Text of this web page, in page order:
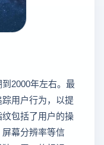
2000年左右。最
用户行为，以提
包括了用户的操
幕分辨率等信